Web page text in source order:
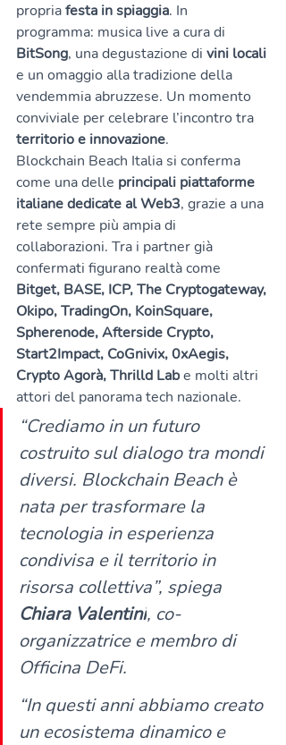
propria festa in spiaggia. In
programma: musica live a cura di
BitSong, una degustazione di vini locali
e un omaggio alla tradizione della
vendemmia abruzzese. Un momento
conviviale per celebrare l’incontro tra
territorio e innovazione.
Blockchain Beach Italia si conferma
come una delle principali piattaforme
italiane dedicate al Web3, grazie a una
rete sempre più ampia di
collaborazioni. Tra i partner già
confermati figurano realtà come
Bitget, BASE, ICP, The Cryptogateway,
Okipo, TradingOn, KoinSquare,
Spherenode, Afterside Crypto,
Start2Impact, CoGnivix, 0xAegis,
Crypto Agorà, Thrilld Lab e molti altri
attori del panorama tech nazionale.
“Crediamo in un futuro
costruito sul dialogo tra mondi
diversi. Blockchain Beach è
nata per trasformare la
tecnologia in esperienza
condivisa e il territorio in
risorsa collettiva”, spiega
Chiara Valentini, co-
organizzatrice e membro di
Officina DeFi.
“In questi anni abbiamo creato
un ecosistema dinamico e